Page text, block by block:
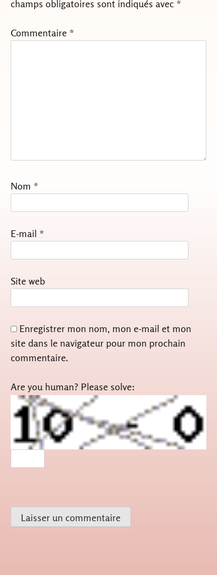
champs obligatoires sont indiqués avec *
Commentaire *
Nom *
E-mail *
Site web
Enregistrer mon nom, mon e-mail et mon
site dans le navigateur pour mon prochain
commentaire.
Are you human? Please solve: